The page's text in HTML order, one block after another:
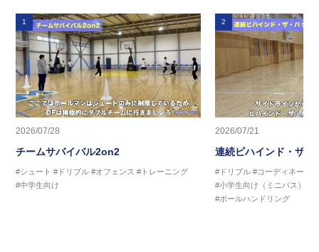
1
2026/07/28
チームサバイバル2on2
#シュート #ドリブル #オフェンス #トレーニング
#中学生向け
2
2026/07/21
連続ビハインド・ザ・
#ドリブル #コーディネーシ
#小学生向け（ミニバス）
#ボールハンドリング